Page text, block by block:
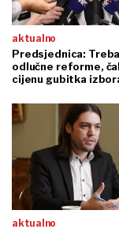
aktualno
Predsjednica:
odlučne reforme,
cijenu gubitka
aktualno